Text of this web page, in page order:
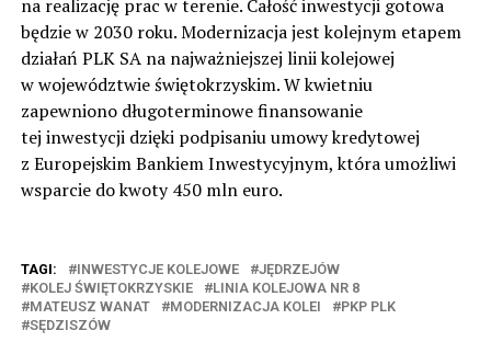
na realizację prac w terenie. Całość inwestycji gotowa
będzie w 2030 roku. Modernizacja jest kolejnym etapem
działań PLK SA na najważniejszej linii kolejowej
w województwie świętokrzyskim. W kwietniu
zapewniono długoterminowe finansowanie
tej inwestycji dzięki podpisaniu umowy kredytowej
z Europejskim Bankiem Inwestycyjnym, która umożliwi
wsparcie do kwoty 450 mln euro.
TAGI: INWESTYCJE KOLEJOWE
JĘDRZEJÓW
KOLEJ ŚWIĘTOKRZYSKIE
LINIA KOLEJOWA NR 8
MATEUSZ WANAT
MODERNIZACJA KOLEI
PKP PLK
SĘDZISZÓW